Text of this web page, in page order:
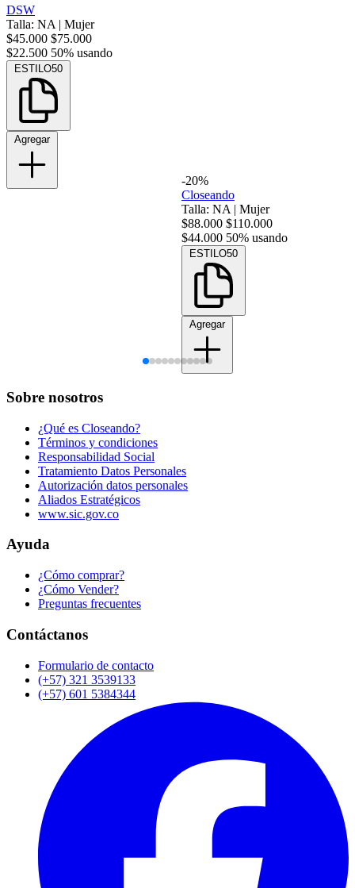
DSW
Talla: NA | Mujer
$45.000 $75.000
$22.500 50% usando
ESTILO50
Agregar
-20%
Closeando
Talla: NA | Mujer
$88.000 $110.000
$44.000 50% usando
ESTILO50
Agregar
Sobre nosotros
¿Qué es Closeando?
Términos y condiciones
Responsabilidad Social
Tratamiento Datos Personales
Autorización datos personales
Aliados Estratégicos
www.sic.gov.co
Ayuda
¿Cómo comprar?
¿Cómo Vender?
Preguntas frecuentes
Contáctanos
Formulario de contacto
(+57) 321 3539133
(+57) 601 5384344